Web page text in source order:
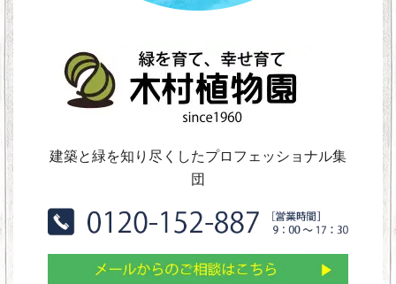
建築と緑を知り尽くしたプロフェッショナル集
団